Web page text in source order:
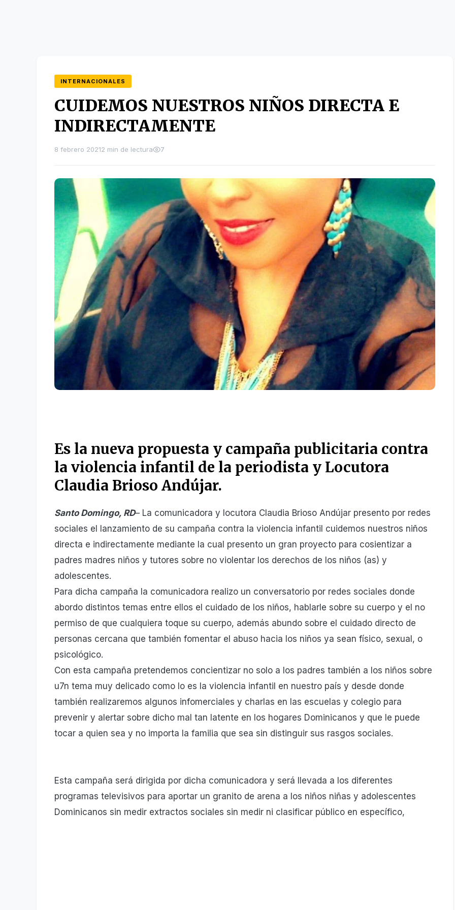
INTERNACIONALES
CUIDEMOS NUESTROS NIÑOS DIRECTA E
INDIRECTAMENTE
8 febrero 20212 min de lectura 7
Es la nueva propuesta y campaña publicitaria contra
la violencia infantil de la periodista y Locutora
Claudia Brioso Andújar.
Santo Domingo, RD– La comunicadora y locutora Claudia Brioso Andújar presento por redes
sociales el lanzamiento de su campaña contra la violencia infantil cuidemos nuestros niños
directa e indirectamente mediante la cual presento un gran proyecto para cosientizar a
padres madres niños y tutores sobre no violentar los derechos de los niños (as) y
adolescentes.
Para dicha campaña la comunicadora realizo un conversatorio por redes sociales donde
abordo distintos temas entre ellos el cuidado de los niños, hablarle sobre su cuerpo y el no
permiso de que cualquiera toque su cuerpo, además abundo sobre el cuidado directo de
personas cercana que también fomentar el abuso hacia los niños ya sean físico, sexual, o
psicológico.
Con esta campaña pretendemos concientizar no solo a los padres también a los niños sobre
u7n tema muy delicado como lo es la violencia infantil en nuestro país y desde donde
también realizaremos algunos infomerciales y charlas en las escuelas y colegio para
prevenir y alertar sobre dicho mal tan latente en los hogares Dominicanos y que le puede
tocar a quien sea y no importa la familia que sea sin distinguir sus rasgos sociales.
Esta campaña será dirigida por dicha comunicadora y será llevada a los diferentes
programas televisivos para aportar un granito de arena a los niños niñas y adolescentes
Dominicanos sin medir extractos sociales sin medir ni clasificar público en específico,